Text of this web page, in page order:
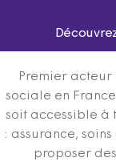
Premier
sociale en
soit accessible à
: assurance,
proposer